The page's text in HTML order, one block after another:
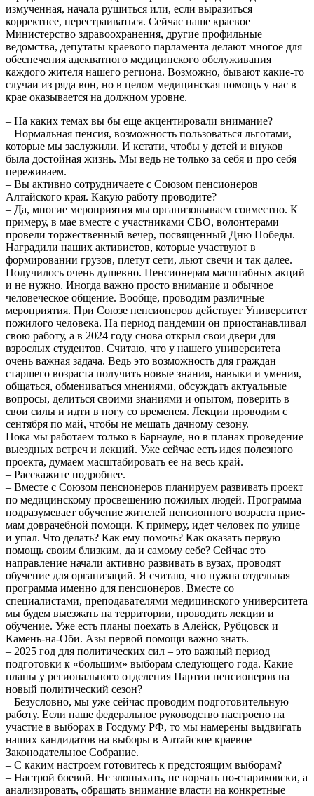
измученная, начала рушиться или, если выразиться
корректнее, перестраиваться. Сейчас наше краевое
Министерство здравоохранения, другие профильные
ведомства, депутаты краевого парламента делают многое для
обеспечения адекватного медицинского обслуживания
каждого жителя нашего региона. Возможно, бывают какие-то
случаи из ряда вон, но в целом медицинская помощь у нас в
крае оказывается на должном уровне.
– На каких темах вы бы еще акцентировали внимание?
– Нормальная пенсия, возможность пользоваться льготами,
которые мы заслужили. И кстати, чтобы у детей и внуков
была достойная жизнь. Мы ведь не только за себя и про себя
переживаем.
– Вы активно сотрудничаете с Союзом пенсионеров
Алтайского края. Какую работу проводите?
– Да, многие мероприятия мы организовываем совместно. К
примеру, в мае вместе с участниками СВО, волонтерами
провели торжественный вечер, посвященный Дню Победы.
Наградили наших активистов, которые участвуют в
формировании грузов, плетут сети, льют свечи и так далее.
Получилось очень душевно. Пенсионерам масштабных акций
и не нужно. Иногда важно просто внимание и обычное
человеческое общение. Вообще, проводим различные
мероприятия. При Союзе пенсионеров действует Университет
пожилого человека. На период пандемии он приостанавливал
свою работу, а в 2024 году снова открыл свои двери для
взрослых студентов. Считаю, что у нашего университета
очень важная задача. Ведь это возможность для гра­ждан
старшего возраста получить новые знания, навыки и умения,
общаться, обмениваться мнениями, обсуждать актуальные
вопросы, делиться своими знаниями и опытом, поверить в
свои силы и идти в ногу со временем. Лекции проводим с
сентября по май, чтобы не мешать дачному сезону.
Пока мы работаем только в Барнауле, но в планах проведение
выездных встреч и лекций. Уже сейчас есть идея полезного
проекта, думаем масштабировать ее на весь край.
– Расскажите подробнее.
– Вместе с Союзом пенсионеров планируем развивать проект
по медицинскому просвещению пожилых людей. Программа
подразумевает обучение жителей пенсионного возраста прие­
мам доврачебной помощи. К примеру, идет человек по улице
и упал. Что делать? Как ему помочь? Как оказать первую
помощь своим близким, да и самому себе? Сейчас это
направление начали активно развивать в вузах, проводят
обучение для организаций. Я считаю, что нужна отдельная
программа именно для пенсионеров. Вместе со
специалистами, преподавателями медицинского университета
мы будем выезжать на территории, проводить лекции и
обучение. Уже есть планы поехать в Алейск, Рубцовск и
Камень-на-Оби. Азы первой помощи важно знать.
– 2025 год для политических сил – это важный период
подготовки к «большим» выборам следующего года. Какие
планы у регионального отделения Партии пенсионеров на
новый политический сезон?
– Безусловно, мы уже сейчас проводим подготовительную
работу. Если наше федеральное руководство настроено на
участие в выборах в Госдуму РФ, то мы намерены выдвигать
наших кандидатов на выборы в Алтайское краевое
Законодательное Собрание.
– С каким настроем готовитесь к предстоящим выборам?
– Настрой боевой. Не злопыхать, не ворчать по-стариковски, а
анализировать, обращать внимание власти на конкретные